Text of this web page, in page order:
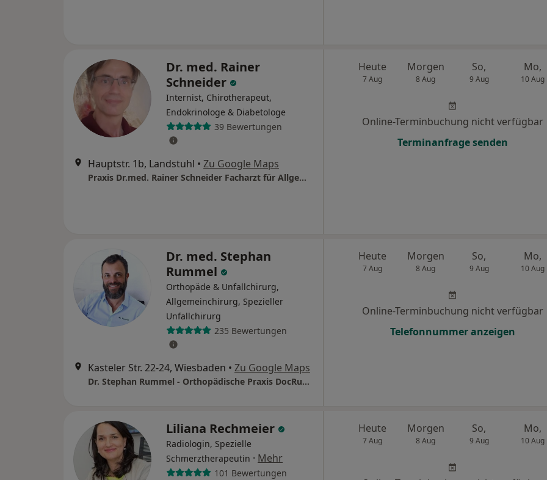
Dr. med. Rainer
Schneider
Internist, Chirotherapeut,
Endokrinologe & Diabetologe
39 Bewertungen
Hauptstr. 1b, Landstuhl • Zu Google Maps
Praxis Dr.med. Rainer Schneider Facharzt für Allgemeinmedizin
Heute
7 Aug
Morgen
8 Aug
So,
9 Aug
Mo,
10 Aug
Online-Terminbuchung nicht verfügbar
Terminanfrage senden
Dr. med. Stephan
Rummel
Orthopäde & Unfallchirurg,
Allgemeinchirurg, Spezieller
Unfallchirurg
235 Bewertungen
Kasteler Str. 22-24, Wiesbaden • Zu Google Maps
Dr. Stephan Rummel - Orthopädische Praxis DocRummel
Heute
7 Aug
Morgen
8 Aug
So,
9 Aug
Mo,
10 Aug
Online-Terminbuchung nicht verfügbar
Telefonnummer anzeigen
Liliana Rechmeier
Radiologin, Spezielle
Schmerztherapeutin · Mehr
101 Bewertungen
Heute
7 Aug
Morgen
8 Aug
So,
9 Aug
Mo,
10 Aug